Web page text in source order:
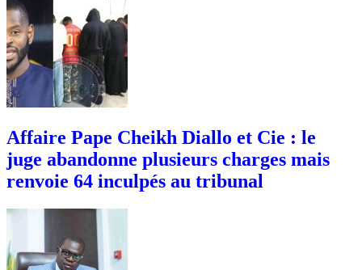
Affaire Pape Cheikh Diallo et Cie : le
juge abandonne plusieurs charges mais
renvoie 64 inculpés au tribunal